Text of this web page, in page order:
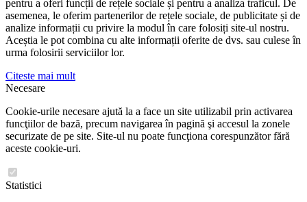
pentru a oferi funcții de rețele sociale și pentru a analiza traficul. De
asemenea, le oferim partenerilor de rețele sociale, de publicitate și de
analize informații cu privire la modul în care folosiți site-ul nostru.
Aceștia le pot combina cu alte informații oferite de dvs. sau culese în
urma folosirii serviciilor lor.
Citeste mai mult
Necesare
Cookie-urile necesare ajută la a face un site utilizabil prin activarea
funcţiilor de bază, precum navigarea în pagină şi accesul la zonele
securizate de pe site. Site-ul nu poate funcţiona corespunzător fără
aceste cookie-uri.
Statistici